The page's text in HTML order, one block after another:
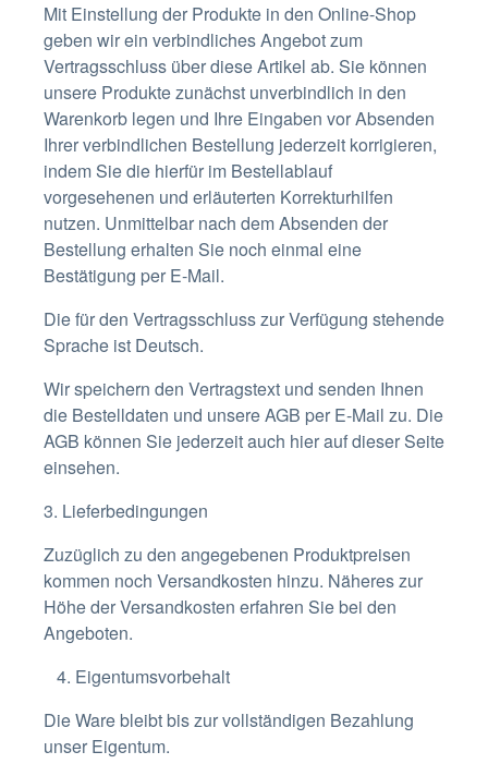
Mit Einstellung der Produkte in den Online-Shop
geben wir ein verbindliches Angebot zum
Vertragsschluss über diese Artikel ab. Sie können
unsere Produkte zunächst unverbindlich in den
Warenkorb legen und Ihre Eingaben vor Absenden
Ihrer verbindlichen Bestellung jederzeit korrigieren,
indem Sie die hierfür im Bestellablauf
vorgesehenen und erläuterten Korrekturhilfen
nutzen. Unmittelbar nach dem Absenden der
Bestellung erhalten Sie noch einmal eine
Bestätigung per E-Mail.
Die für den Vertragsschluss zur Verfügung stehende
Sprache ist Deutsch.
Wir speichern den Vertragstext und senden Ihnen
die Bestelldaten und unsere AGB per E-Mail zu. Die
AGB können Sie jederzeit auch hier auf dieser Seite
einsehen.
3. Lieferbedingungen
Zuzüglich zu den angegebenen Produktpreisen
kommen noch Versandkosten hinzu. Näheres zur
Höhe der Versandkosten erfahren Sie bei den
Angeboten.
4. Eigentumsvorbehalt
Die Ware bleibt bis zur vollständigen Bezahlung
unser Eigentum.